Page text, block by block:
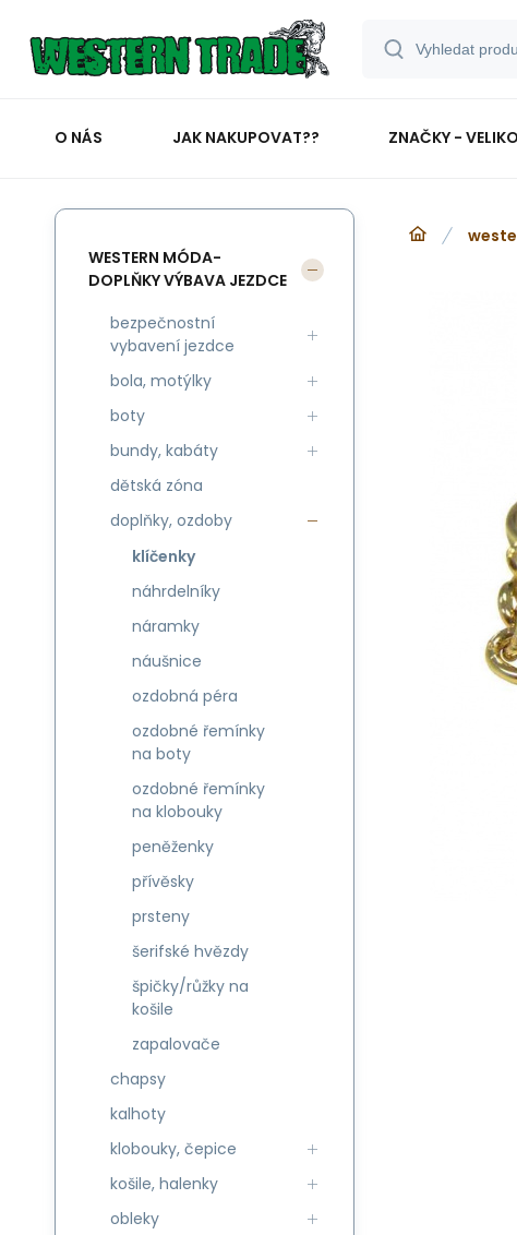
O NÁS JAK NAKUPOVAT?? ZNAČKY -
WESTERN MÓDA-
DOPLŇKY VÝBAVA JEZDCE
bezpečnostní
vybavení jezdce
bola, motýlky
boty
bundy, kabáty
dětská zóna
doplňky, ozdoby
klíčenky
náhrdelníky
náramky
náušnice
ozdobná péra
ozdobné řemínky
na boty
ozdobné řemínky
na klobouky
peněženky
přívěsky
prsteny
šerifské hvězdy
špičky/růžky na
košile
zapalovače
chapsy
kalhoty
klobouky, čepice
košile, halenky
obleky